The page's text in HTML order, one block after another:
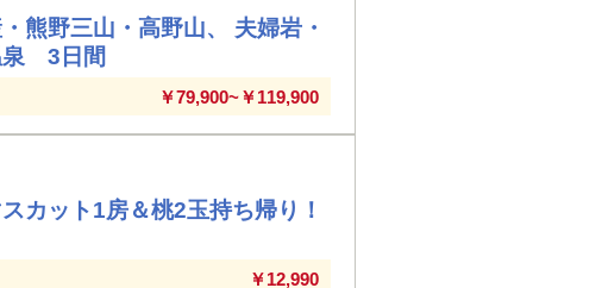
熊野三山・高野山、 夫婦岩・
泉 3日間
￥79,900~￥119,900
カット1房＆桃2玉持ち帰り！
￥12,990